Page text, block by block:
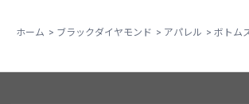
ホーム > ブラックダイヤモンド > アパレル > ボトム